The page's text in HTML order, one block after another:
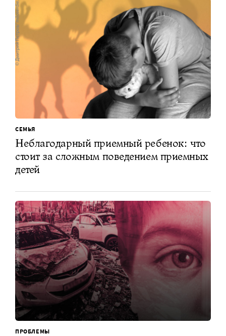
СЕМЬЯ
Неблагодарный приемный ребенок: что
стоит за сложным поведением приемных
детей
ПРОБЛЕМЫ